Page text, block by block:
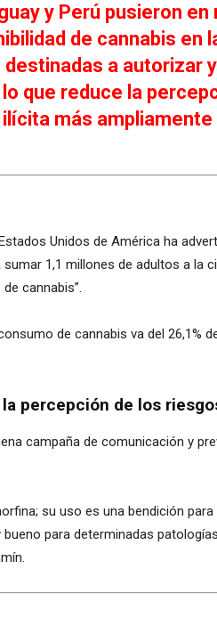
y Perú pusieron
de cannabis en
a autorizar
que reduce la
más
Unidos de América ha
1,1 millones de adultos a la
cannabis”.
de cannabis va del 26,1%
percepción de los
campaña de comunicación y
su uso es una bendición
para determinadas